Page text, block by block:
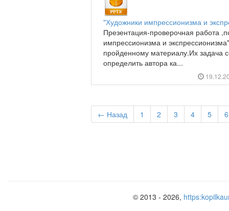
"Художники импрессионизма и
Презентация-проверочная работа
импрессионизма и
пройденному материалу.Их задача
определить автора ка...
← Назад 1 2 3 4 5 6
© 2013 - 2026,